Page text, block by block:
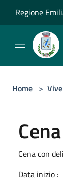
Regione
Home >
Cena con
Data inizio :